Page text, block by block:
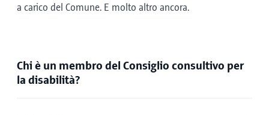
a carico del Comune. E molto altro ancora.
Chi è un membro del Consiglio consultivo per
la disabilità?